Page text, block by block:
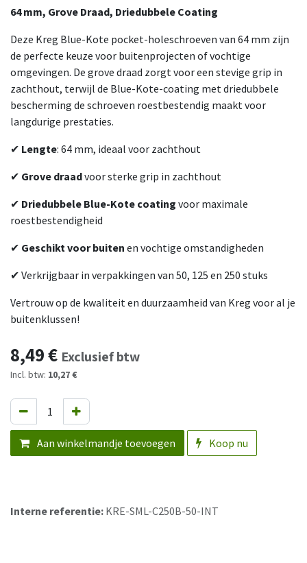
64 mm, Grove Draad, Driedubbele Coating
Deze Kreg Blue-Kote pocket-holeschroeven van 64 mm zijn
de perfecte keuze voor buitenprojecten of vochtige
omgevingen. De grove draad zorgt voor een stevige grip in
zachthout, terwijl de Blue-Kote-coating met driedubbele
bescherming de schroeven roestbestendig maakt voor
langdurige prestaties.
✔ Lengte: 64 mm, ideaal voor zachthout
✔ Grove draadvoor sterke grip in zachthout
✔ Driedubbele Blue-Kote coating voor maximale
roestbestendigheid
✔ Geschikt voor buiten en vochtige omstandigheden
✔ Verkrijgbaar in verpakkingen van 50, 125 en 250 stuks
Vertrouw op de kwaliteit en duurzaamheid van Kreg voor al je
buitenklussen!
8,49€ Exclusief btw
Incl. btw: 10,27 €
Aan winkelmandje toevoegen Koop nu
Interne referentie: KRE-SML-C250B-50-INT